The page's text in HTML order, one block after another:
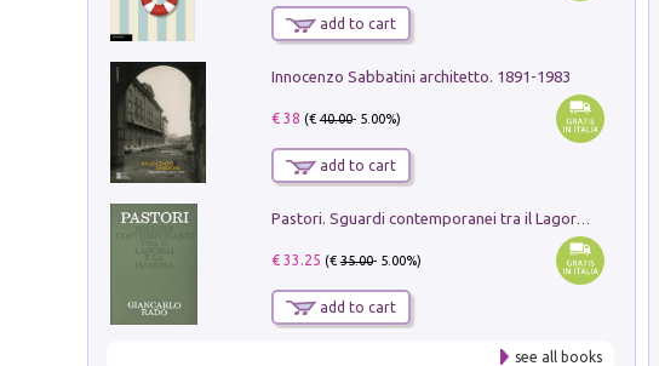
add to cart
Innocenzo Sabbatini architetto. 1891-1983
€ 38 (€40.00- 5.00%)
add to cart
Pastori. Sguardi contemporanei tra il Lagorai e la pianura. Ediz. illustrata
€ 33.25 (€35.00- 5.00%)
add to cart
see all books